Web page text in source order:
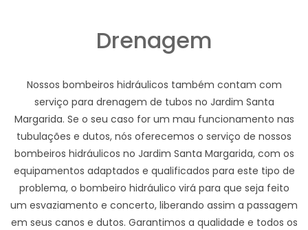
Drenagem
Nossos bombeiros hidráulicos também contam com
serviço para drenagem de tubos no Jardim Santa
Margarida. Se o seu caso for um mau funcionamento nas
tubulações e dutos, nós oferecemos o serviço de nossos
bombeiros hidráulicos no Jardim Santa Margarida, com os
equipamentos adaptados e qualificados para este tipo de
problema, o bombeiro hidráulico virá para que seja feito
um esvaziamento e concerto, liberando assim a passagem
em seus canos e dutos. Garantimos a qualidade e todos os